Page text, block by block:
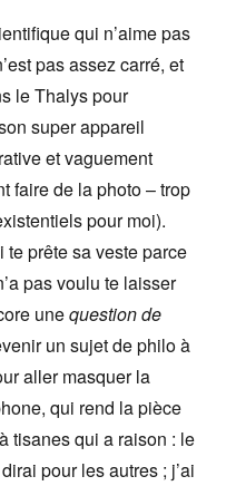
qui n’aime pas
pas assez carré, et
le Thalys pour
super appareil
et vaguement
faire de la photo – trop
pour moi).
te prête sa veste parce
pas voulu te laisser
unequestion de
un sujet de philo à
aller masquer la
qui rend la pièce
tisanes qui a raison : le
pour les autres ; j’ai